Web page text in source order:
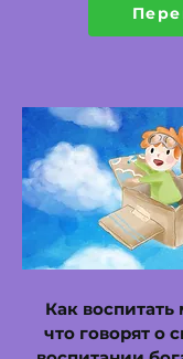
Как
что говорят о